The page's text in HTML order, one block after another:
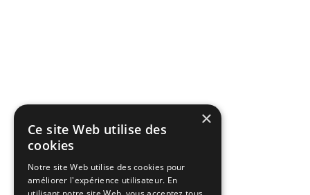
×
Ce site Web utilise des
cookies
Notre site Web utilise des cookies pour
améliorer l'expérience utilisateur. En